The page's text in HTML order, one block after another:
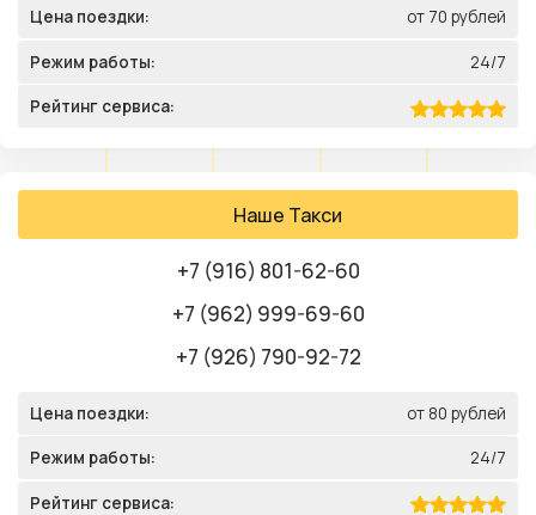
Цена поездки: от 70 рублей
Режим работы: 24/7
Рейтинг сервиса:
Наше Такси
+7 (916) 801-62-60
+7 (962) 999-69-60
+7 (926) 790-92-72
Цена поездки: от 80 рублей
Режим работы: 24/7
Рейтинг сервиса: